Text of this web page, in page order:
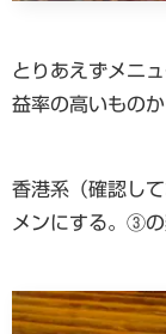
とりあえずメニ
益率の高いもの
香港系（確認し
メンにする。③